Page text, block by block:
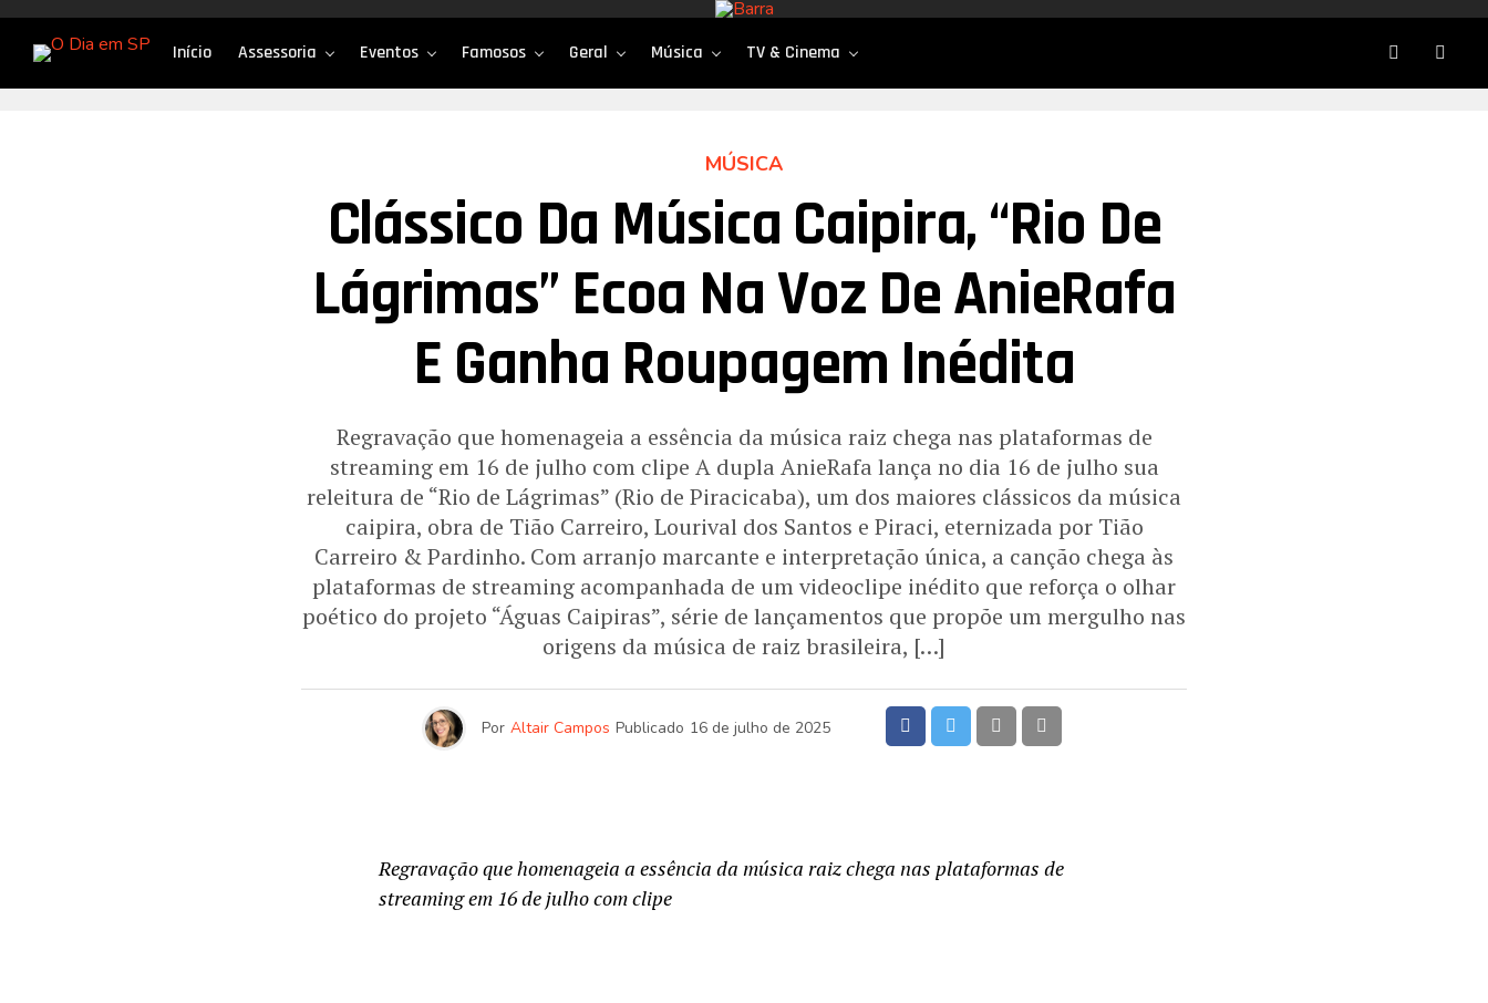
Início Assessoria Eventos Famosos Geral Música TV & Cinema
MÚSICA
Clássico Da Música Caipira, “Rio De
Lágrimas” Ecoa Na Voz De AnieRafa
E Ganha Roupagem Inédita
Regravação que homenageia a essência da música raiz chega nas plataformas de
streaming em 16 de julho com clipe A dupla AnieRafa lança no dia 16 de julho sua
releitura de “Rio de Lágrimas” (Rio de Piracicaba), um dos maiores clássicos da música
caipira, obra de Tião Carreiro, Lourival dos Santos e Piraci, eternizada por Tião
Carreiro & Pardinho. Com arranjo marcante e interpretação única, a canção chega às
plataformas de streaming acompanhada de um videoclipe inédito que reforça o olhar
poético do projeto “Águas Caipiras”, série de lançamentos que propõe um mergulho nas
origens da música de raiz brasileira, […]
Por Altair Campos Publicado 16 de julho de 2025
Regravação que homenageia a essência da música raiz chega nas plataformas de
streaming em 16 de julho com clipe